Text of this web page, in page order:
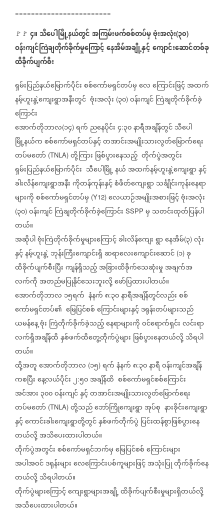
========================
🚩🚩 ၄။သီပေါမြို့နယ်တွင်အကြမ်းဖက်စစ်တပ်မှဗုံးအလုံး(၃၀)
ဝန်းကျင်ကြဲချတိုက်ခိုက်မှုကြောင့်နေအိမ်အချို့နှင့်ကျောင်းဆောင်တစ်ခု
ထိခိုက်ပျက်စီး
ရှမ်းပြည်နယ်မြောက်ပိုင်းစစ်ကော်မရှင်တပ်မှလေကြောင်းဖြင့်အထက်
နမ့်ဟူးနွဲ့ကျေးရွာအနီးတွင် ဗုံးအလုံး (၃၀) ဝန်းကျင်ကြဲချတိုက်ခိုက်ခဲ့
ကြောင်း
အောက်တိုဘာလ(၁၄) ရက် ညနေပိုင်း၄:၃၀နာရီအချိန်တွင်သီပေါ
မြို့နယ်ကစစ်ကော်မရှင်တပ်နှင့်တအာင်းအမျိုးသားလွတ်မြောက်ရေး
တပ်မတော် (TNLA) တို့ကြား ဖြစ်ပွားနေသည့် တိုက်ပွဲအတွင်း
ရှမ်းပြည်နယ်မြောက်ပိုင်း သီပေါမြို့နယ်အထက်နမ့်ဟူးနွဲ့ကျေးရွာနှင့်
ခါးလိန်ကျေးရွာအနီးကိုတန်ကုန်းနှင့်စံဖိတ်ကျေးရွာသင်္ချိုင်းကုန်းနေရာ
များကိုစစ်ကော်မရှင်တပ်မှ (Y12) လေယာဉ်အမျိုးအစားဖြင့်ဗုံးအလုံး
(၃၀) ဝန်းကျင်ကြဲချတိုက်ခိုက်ခဲ့ကြောင်း SSPP မှ သတင်းထုတ်ပြန်ပါ
တယ်။
အဆိုပါဗုံးကြဲတိုက်ခိုက်မှုများကြောင့်ခါးလိန်ကျေးရွာနေအိမ်(၃) လုံး
နှင့်နမ့်ဟူးနွဲ့ဘုန်းကြီးကျောင်းရှိဆရာလေးကျောင်းဆောင် (၁) ခု
ထိခိုက်ပျက်စီးပြီးကျန်ရှိသည့်အခြားထိခိုက်သေဆုံးမှုအချက်အ
လက်ကိုအတည်မပြုနိုင်သေးဘူးလို့ဖော်ပြထားပါတယ်။
အောက်တိုဘာလ ၁၅ရက် နံနက်၈:၃၀နာရီအချိန်တွင်လည်းစစ်
ကော်မရှင်တပ်၏ မြေပြင်စစ်ကြောင်းများနှင့်ဒရုန်းတပ်များသည်
ယမန်နေ့ဗုံး ကြဲတိုက်ခိုက်ခဲ့သည့်နေရာများကိုဝင်ရောက်ရှင်းလင်းရာ
လက်ရှိအချိန်ထိနှစ်ဖက်ထိတွေ့တိုက်ပွဲများ ဖြစ်ပွားနေတယ်လို့သိရပါ
တယ်။
ထို့အတူအောက်တိုဘာလ (၁၅) ရက်နံနက်၈:၃၀နာရီဝန်းကျင်အချိန်
ကစပြီးနေ့လယ်ပိုင်း၂:၅၀အချိန်ထိ စစ်ကော်မရှင်စစ်ကြောင်း
အင်အား ၃၀၀ဝန်းကျင်နှင့်တအာင်းအမျိုးသားလွတ်မြောက်ရေး
တပ်မတော် (TNLA) တို့သည်ဘော်ကြိုကျေးရွာအုပ်စု နားခိုင်းကျေးရွာ
နှင့်ကောင်းခါးကျေးရွာတို့တွင်နှစ်ဖက်တိုက်ပွဲ ပြင်းထန်စွာဖြစ်ပွားနေ
တယ်လို့အသိပေးထားပါတယ်။
တိုက်ပွဲအတွင်းစစ်ကော်မရှင်ဘက်မှမြေပြင်စစ်ကြောင်းများ
အပါအဝင်ဒရုန်းများလေကြောင်းပစ်ကူများဖြင့်အသုံးပြုတိုက်ခိုက်နေ
တယ်လို့သိရပါတယ်။
တိုက်ပွဲများကြောင့်ကျေးရွာများအချို့ထိခိုက်ပျက်စီးမှုများရှိတယ်လို့
အသိပေးထားပါတယ်။